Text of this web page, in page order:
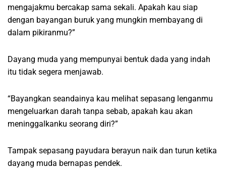
mengajakmu bercakap sama sekali. Apakah kau siap
dengan bayangan buruk yang mungkin membayang di
dalam pikiranmu?”
Dayang muda yang mempunyai bentuk dada yang indah
itu tidak segera menjawab.
“Bayangkan seandainya kau melihat sepasang lenganmu
mengeluarkan darah tanpa sebab, apakah kau akan
meninggalkanku seorang diri?”
Tampak sepasang payudara berayun naik dan turun ketika
dayang muda bernapas pendek.